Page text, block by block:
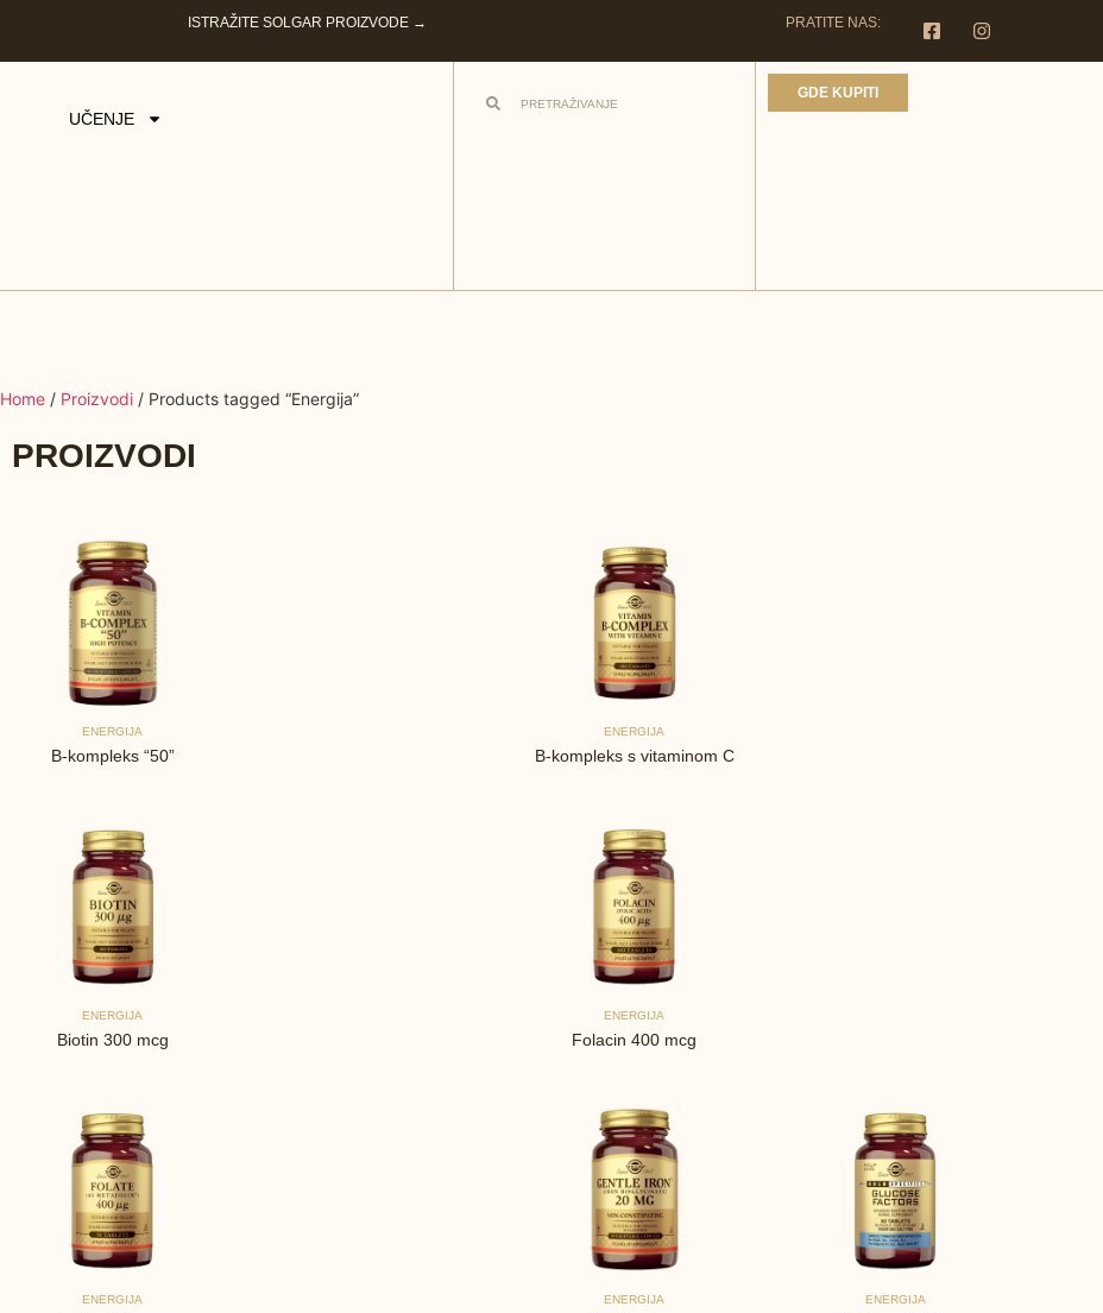
ISTRAŽITE SOLGAR PROIZVODE → PRATITE NAS:
UČENJE
GDE KUPITI
Home / Proizvodi / Products tagged “Energija”
PROIZVODI
ENERGIJA
B-kompleks “50”
ENERGIJA
B-kompleks s vitaminom C
ENERGIJA
Biotin 300 mcg
ENERGIJA
Folacin 400 mcg
ENERGIJA ENERGIJA ENERGIJA